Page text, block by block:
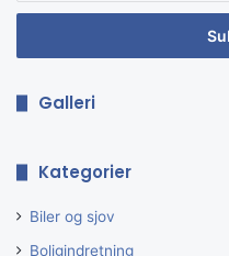
Email
Galleri
Kategorier
Biler og sjov
Boligindretning